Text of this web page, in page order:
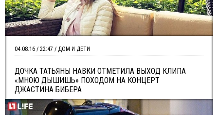
ДОЧКА ТАТЬЯНЫ НАВКИ ОТМЕТИЛА ВЫХОД КЛИПА
«МНОЮ ДЫШИШЬ» ПОХОДОМ НА КОНЦЕРТ
ДЖАСТИНА БИБЕРА
04.08.16 / 22:47 / ДОМ И ДЕТИ